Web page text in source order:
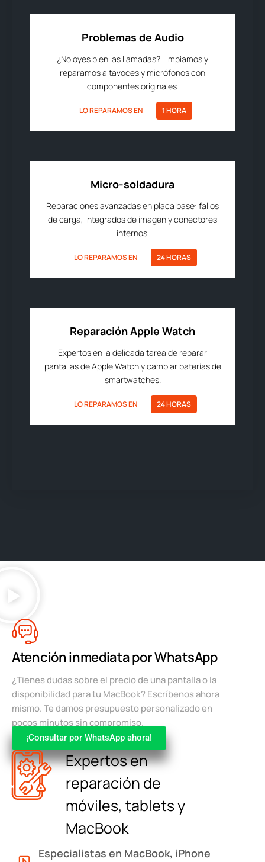
Problemas de Audio
¿No oyes bien las llamadas? Limpiamos y
reparamos altavoces y micrófonos con
componentes originales.
LO REPARAMOS EN 1 HORA
Micro-soldadura
Reparaciones avanzadas en placa base: fallos
de carga, integrados de imagen y conectores
internos.
LO REPARAMOS EN 24 HORAS
Reparación Apple Watch
Expertos en la delicada tarea de reparar
pantallas de Apple Watch y cambiar baterías de
smartwatches.
LO REPARAMOS EN 24 HORAS
Atención inmediata por WhatsApp
¿Tienes dudas sobre el precio de una pantalla o la
disponibilidad para tu MacBook? Escríbenos ahora
mismo. Te damos presupuesto personalizado en
pocos minutos sin compromiso.
¡Consultar por WhatsApp ahora!
Expertos en
reparación de
móviles, tablets y
MacBook
Especialistas en MacBook, iPhone